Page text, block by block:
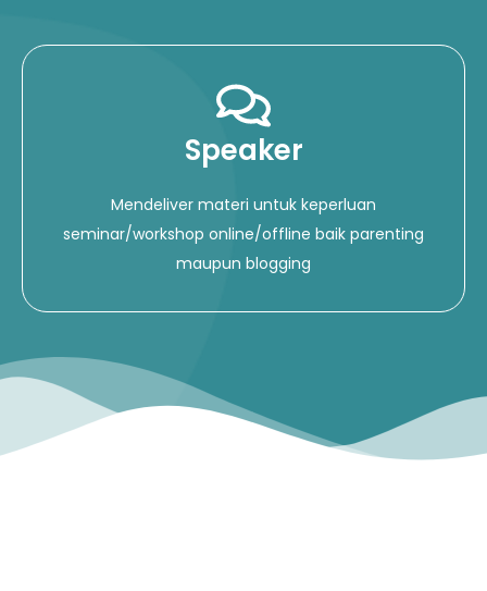
Speaker
Mendeliver materi untuk keperluan
seminar/workshop online/offline baik parenting
maupun blogging